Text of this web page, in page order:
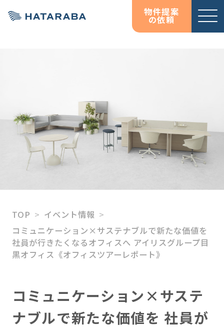
物件提案
の依頼
HATARABAサーベイ
物件検索サイト
HATARABAオフィス
居抜きマッチングサイト
HATARABA居抜き
HATARABAスタートアッ
プ
ソリューション事業
コラム
コラム
TOP
イベント情報
コミュニケーション×サステナブルで新たな価値を
社員が行きたくなるオフィスへ アイリスグループ目
黒オフィス《オフィスツアーレポート》
コミュニケーション×サステ
ナブルで新たな価値を 社員が